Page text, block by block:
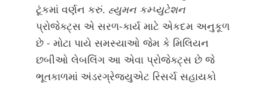
ટૂંકમાં વર્ણન કરું. હ્યુમન કમ્પ્યુટેશન
પ્રોજેક્ટ્સ એ સરળ-કાર્ય માટે એકદમ અનુકૂળ
છે - મોટા પાયે સમસ્યાઓ જેમ કે મિલિયન
છબીઓ લેબલિંગ આ એવા પ્રોજેક્ટ્સ છે જે
ભૂતકાળમાં અંડરગ્રેજ્યુએટ રિસર્ચ સહાયકો